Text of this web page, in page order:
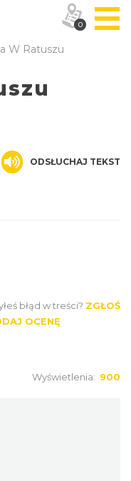
W Ratuszu
ODSŁUCHAJ TEKST
błąd w treści? ZGŁOŚ
OCENĘ
Wyświetlenia: 900
0